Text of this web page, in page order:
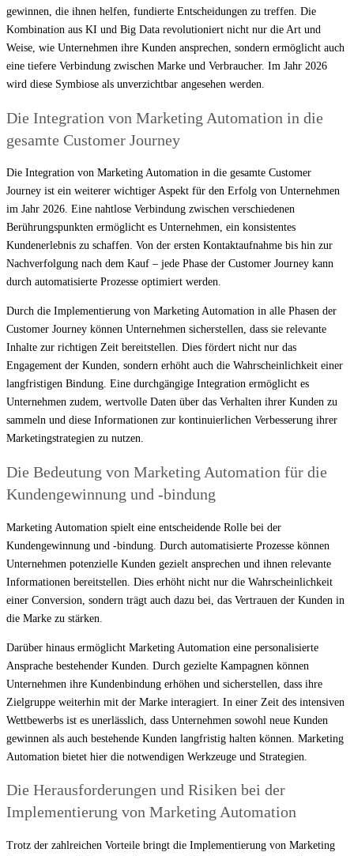
gewinnen, die ihnen helfen, fundierte Entscheidungen zu treffen. Die
Kombination aus KI und Big Data revolutioniert nicht nur die Art und
Weise, wie Unternehmen ihre Kunden ansprechen, sondern ermöglicht auch
eine tiefere Verbindung zwischen Marke und Verbraucher. Im Jahr 2026
wird diese Symbiose als unverzichtbar angesehen werden.
Die Integration von Marketing Automation in die
gesamte Customer Journey
Die Integration von Marketing Automation in die gesamte Customer
Journey ist ein weiterer wichtiger Aspekt für den Erfolg von Unternehmen
im Jahr 2026. Eine nahtlose Verbindung zwischen verschiedenen
Berührungspunkten ermöglicht es Unternehmen, ein konsistentes
Kundenerlebnis zu schaffen. Von der ersten Kontaktaufnahme bis hin zur
Nachverfolgung nach dem Kauf – jede Phase der Customer Journey kann
durch automatisierte Prozesse optimiert werden.
Durch die Implementierung von Marketing Automation in alle Phasen der
Customer Journey können Unternehmen sicherstellen, dass sie relevante
Inhalte zur richtigen Zeit bereitstellen. Dies fördert nicht nur das
Engagement der Kunden, sondern erhöht auch die Wahrscheinlichkeit einer
langfristigen Bindung. Eine durchgängige Integration ermöglicht es
Unternehmen zudem, wertvolle Daten über das Verhalten ihrer Kunden zu
sammeln und diese Informationen zur kontinuierlichen Verbesserung ihrer
Marketingstrategien zu nutzen.
Die Bedeutung von Marketing Automation für die
Kundengewinnung und -bindung
Marketing Automation spielt eine entscheidende Rolle bei der
Kundengewinnung und -bindung. Durch automatisierte Prozesse können
Unternehmen potenzielle Kunden gezielt ansprechen und ihnen relevante
Informationen bereitstellen. Dies erhöht nicht nur die Wahrscheinlichkeit
einer Conversion, sondern trägt auch dazu bei, das Vertrauen der Kunden in
die Marke zu stärken.
Darüber hinaus ermöglicht Marketing Automation eine personalisierte
Ansprache bestehender Kunden. Durch gezielte Kampagnen können
Unternehmen ihre Kundenbindung erhöhen und sicherstellen, dass ihre
Zielgruppe weiterhin mit der Marke interagiert. In einer Zeit des intensiven
Wettbewerbs ist es unerlässlich, dass Unternehmen sowohl neue Kunden
gewinnen als auch bestehende Kunden langfristig halten können. Marketing
Automation bietet hier die notwendigen Werkzeuge und Strategien.
Die Herausforderungen und Risiken bei der
Implementierung von Marketing Automation
Trotz der zahlreichen Vorteile bringt die Implementierung von Marketing